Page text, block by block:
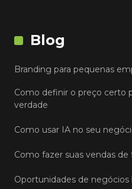
Blog
Branding para pequenas
Como definir o preço certo
verdade
Como usar IA no seu
Como fazer suas vendas
Oportunidades de negócios